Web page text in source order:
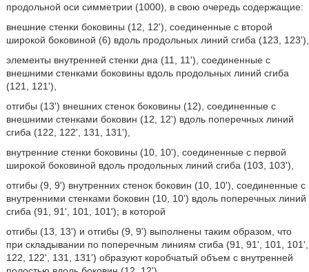
продольной оси симметрии (1000), в свою очередь содержащие:
внешние стенки боковины (12, 12'), соединенные с второй
широкой боковиной (6) вдоль продольных линий сгиба (123, 123'),
элементы внутренней стенки дна (11, 11'), соединенные с
внешними стенками боковины вдоль продольных линий сгиба
(121, 121'),
отгибы (13') внешних стенок боковины (12), соединенные с
внешними стенками боковин (12, 12') вдоль поперечных линий
сгиба (122, 122', 131, 131'),
внутренние стенки боковины (10, 10'), соединенные с первой
широкой боковиной вдоль продольных линий сгиба (103, 103'),
отгибы (9, 9') внутренних стенок боковин (10, 10'), соединенные с
внутренними стенками боковин (10, 10') вдоль поперечных линий
сгиба (91, 91', 101, 101'); в которой
отгибы (13, 13') и отгибы (9, 9') выполнены таким образом, что
при складывании по поперечным линиям сгиба (91, 91', 101, 101',
122, 122', 131, 131') образуют коробчатый объем с внутренней